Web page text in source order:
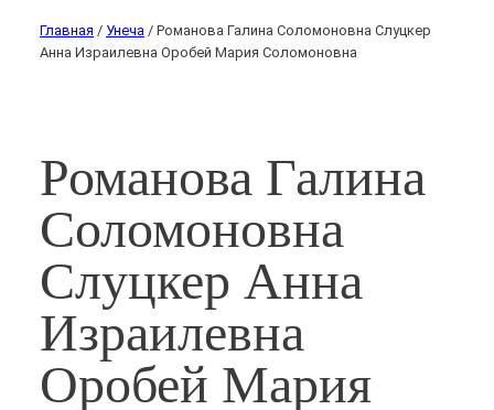
Главная / Унеча / Романова Галина Соломоновна Слуцкер
Анна Израилевна Оробей Мария Соломоновна
Романова Галина
Соломоновна
Слуцкер Анна
Израилевна
Оробей Мария